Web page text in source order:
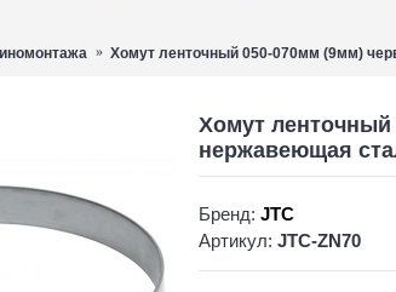
Хомут ленточный 050-070мм (9мм)
Хомут
нержавеющая
Бренд: JTC
Артикул: JTC-ZN70